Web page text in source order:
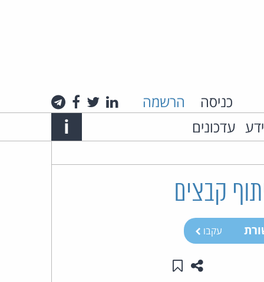
כניסה הרשמה לינקדאין
טוויטרפייסבוק
עדכונים Info
i
קבצים
עקבו
שתפו עמוד זה
שמור ב"תכנים שלי"